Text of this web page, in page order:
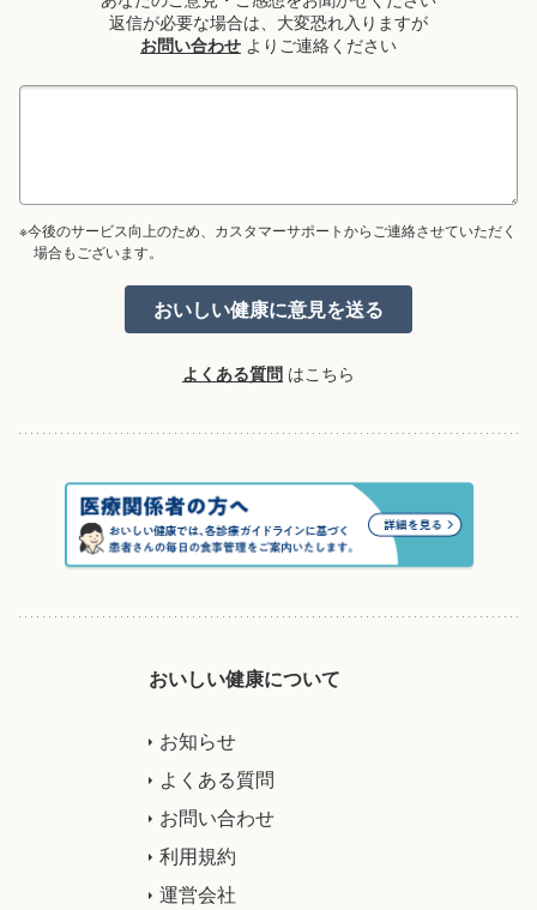
返信が必要な場合は、大変恐れ入りますが
お問い合わせ よりご連絡ください
※今後のサービス向上のため、カスタマーサポートからご連絡させていただく
場合もございます。
よくある質問 はこちら
おいしい健康について
お知らせ
よくある質問
お問い合わせ
利用規約
運営会社